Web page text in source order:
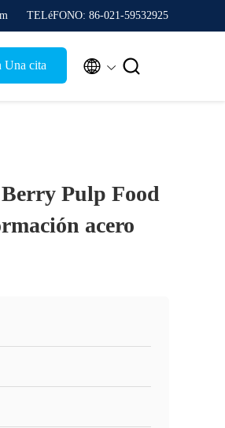
TELéFONO: 86-021-59532925
Una cita  
Pulp Food
acero